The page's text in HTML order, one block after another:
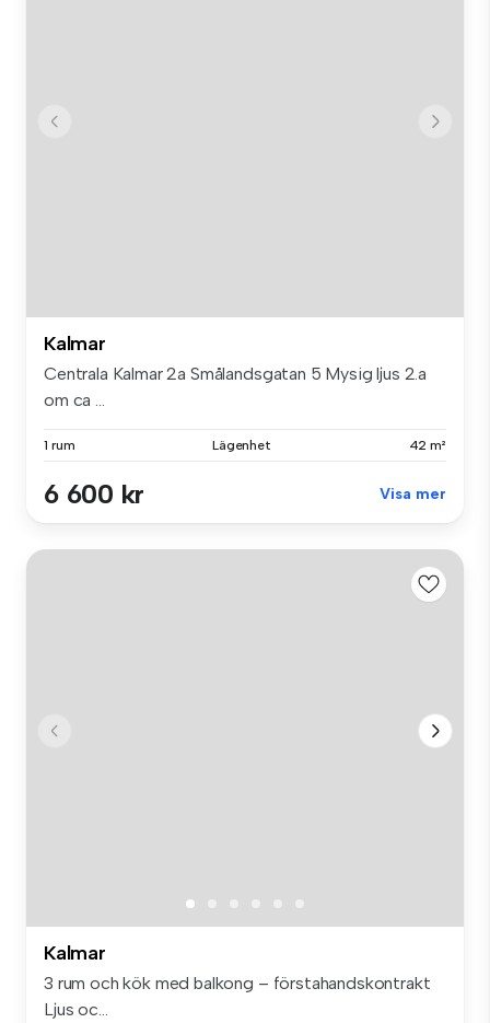
Kalmar
Centrala Kalmar 2a Smålandsgatan 5 Mysig ljus 2.a
om ca ...
1 rum Lägenhet 42 m²
6 600 kr Visa mer
Kalmar
3 rum och kök med balkong – förstahandskontrakt
Ljus oc...